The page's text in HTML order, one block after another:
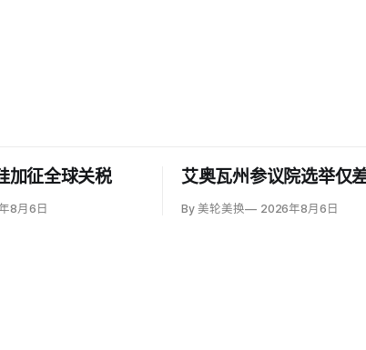
加征全球关税
8月6日
艾奥瓦州参议院选举仅
By 美轮美换 2026年8月6日